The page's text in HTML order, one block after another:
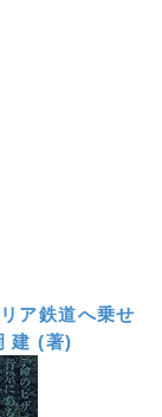
ア鉄道へ乗せ
建 (著)